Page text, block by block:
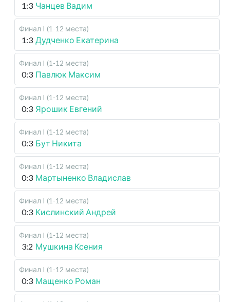
1:3 Чанцев Вадим
Финал I (1-12 места)
1:3 Дудченко Екатерина
Финал I (1-12 места)
0:3 Павлюк Максим
Финал I (1-12 места)
0:3 Ярошик Евгений
Финал I (1-12 места)
0:3 Бут Никита
Финал I (1-12 места)
0:3 Мартыненко Владислав
Финал I (1-12 места)
0:3 Кислинский Андрей
Финал I (1-12 места)
3:2 Мушкина Ксения
Финал I (1-12 места)
0:3 Мащенко Роман